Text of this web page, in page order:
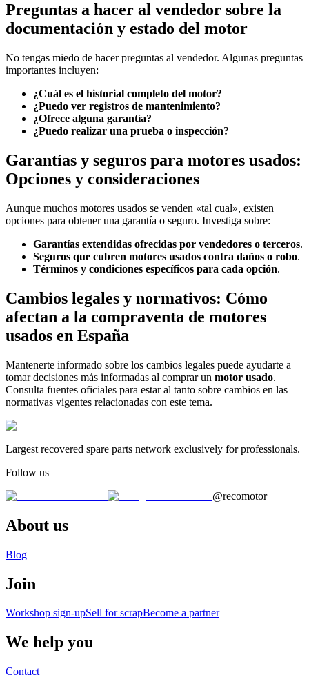
Preguntas a hacer al vendedor sobre la
documentación y estado del motor
No tengas miedo de hacer preguntas al vendedor. Algunas preguntas
importantes incluyen:
¿Cuál es el historial completo del motor?
¿Puedo ver registros de mantenimiento?
¿Ofrece alguna garantía?
¿Puedo realizar una prueba o inspección?
Garantías y seguros para motores usados:
Opciones y consideraciones
Aunque muchos motores usados se venden «tal cual», existen
opciones para obtener una garantía o seguro. Investiga sobre:
Garantías extendidas ofrecidas por vendedores o terceros.
Seguros que cubren motores usados contra daños o robo.
Términos y condiciones específicos para cada opción.
Cambios legales y normativos: Cómo
afectan a la compraventa de motores
usados en España
Mantenerte informado sobre los cambios legales puede ayudarte a
tomar decisiones más informadas al comprar un motor usado.
Consulta fuentes oficiales para estar al tanto sobre cambios en las
normativas vigentes relacionadas con este tema.
Largest recovered spare parts network exclusively for professionals.
Follow us
@recomotor
About us
Blog
Join
Workshop sign-upSell for scrapBecome a partner
We help you
Contact